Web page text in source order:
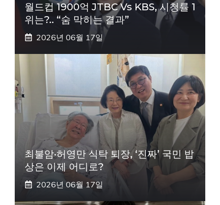
월드컵 1900억 JTBC Vs KBS, 시청률 1
위는?.. “숨 막히는 결과”
2026년 06월 17일
최불암·허영만 식탁 퇴장, ‘진짜’ 국민 밥
상은 이제 어디로?
2026년 06월 17일